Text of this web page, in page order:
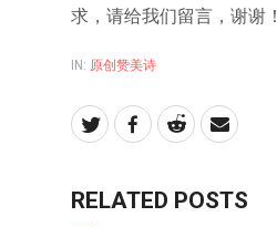
求，请给我们留言，谢谢！
IN: 原创赞美诗
RELATED POSTS